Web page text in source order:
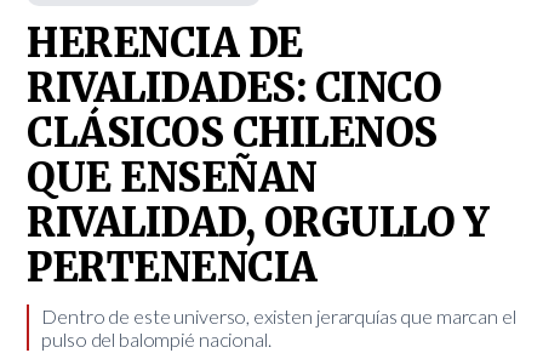
HERENCIA DE
RIVALIDADES: CINCO
CLÁSICOS CHILENOS
QUE ENSEÑAN
RIVALIDAD, ORGULLO Y
PERTENENCIA
​Dentro de este universo, existen jerarquías que marcan el
pulso del balompié nacional.